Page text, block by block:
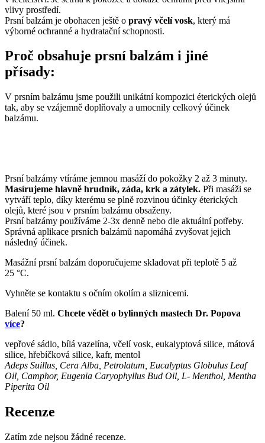
vlivy prostředí.
Prsní balzám je obohacen ještě o pravý včelí vosk, který má
výborné ochranné a hydratační schopnosti.
Proč obsahuje prsní balzám i jiné
přísady:
V prsním balzámu jsme použili unikátní kompozici éterických olejů
tak, aby se vzájemně doplňovaly a umocnily celkový účinek
balzámu.
Prsní balzámy vtíráme jemnou masáží do pokožky 2 až 3 minuty.
Masírujeme hlavně hrudník, záda, krk a zátylek. Při masáži se
vytváří teplo, díky kterému se plně rozvinou účinky éterických
olejů, které jsou v prsním balzámu obsaženy.
Prsní balzámy používáme 2-3x denně nebo dle aktuální potřeby.
Správná aplikace prsních balzámů napomáhá zvyšovat jejich
následný účinek.
Masážní prsní balzám doporučujeme skladovat při teplotě 5 až
25 °C.
Vyhněte se kontaktu s očním okolím a sliznicemi.
Balení 50 ml. Chcete vědět o bylinných mastech Dr. Popova
více?
vepřové sádlo, bílá vazelína, včelí vosk, eukalyptová silice, mátová
silice, hřebíčková silice, kafr, mentol
Adeps Suillus, Cera Alba, Petrolatum, Eucalyptus Globulus Leaf
Oil, Camphor, Eugenia Caryophyllus Bud Oil, L- Menthol, Mentha
Piperita Oil
Recenze
Zatím zde nejsou žádné recenze.